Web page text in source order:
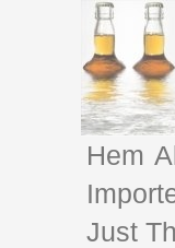
Hem
Just